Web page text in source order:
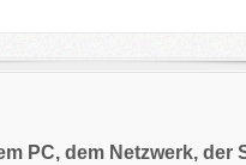
PC, dem Netzwerk, der